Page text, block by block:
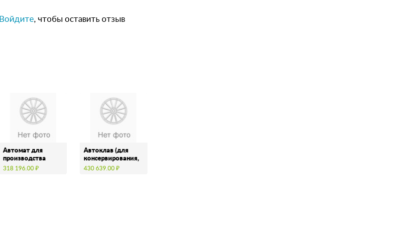
Войдите, чтобы оставить отзыв
Автомат для
производства
котлет (аппарат
318 196.00 ₽
Автоклав (для
консервирования,
промышленный,
430 639.00 ₽